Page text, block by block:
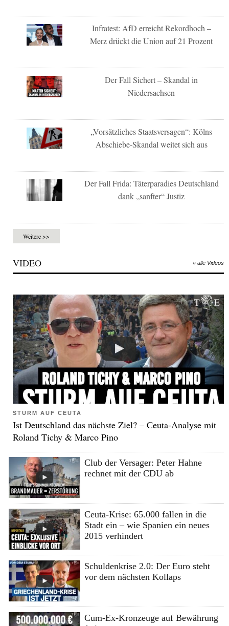
Infratest: AfD erreicht Rekordhoch –
Merz drückt die Union auf 21 Prozent
Der Fall Sichert – Skandal in
Niedersachsen
„Vorsätzliches Staatsversagen“: Kölns
Abschiebe-Skandal weitet sich aus
Der Fall Frida: Täterparadies Deutschland
dank „sanfter“ Justiz
Weitere >>
VIDEO » alle Videos
STURM AUF CEUTA
Ist Deutschland das nächste Ziel? – Ceuta-Analyse mit
Roland Tichy & Marco Pino
Club der Versager: Peter Hahne
rechnet mit der CDU ab
Ceuta-Krise: 65.000 fallen in die
Stadt ein – wie Spanien ein neues
2015 verhindert
Schuldenkrise 2.0: Der Euro steht
vor dem nächsten Kollaps
Cum-Ex-Kronzeuge auf Bewährung